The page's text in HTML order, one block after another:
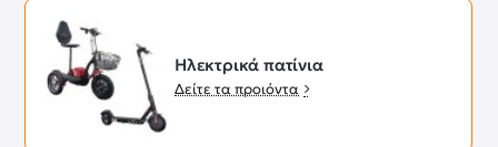
Ηλεκτρικά πατίνια
Δείτε τα προιόντα